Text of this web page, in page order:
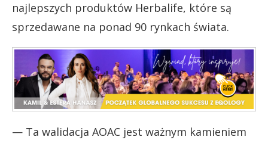
najlepszych produktów Herbalife, które są
sprzedawane na ponad 90 rynkach świata.
— Ta walidacja AOAC jest ważnym kamieniem